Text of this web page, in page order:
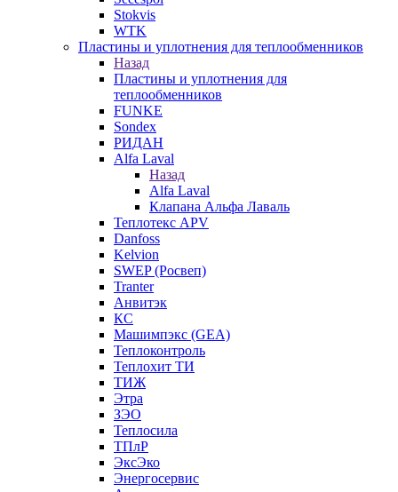
Stokvis
WTK
Пластины и уплотнения для теплообменников
Назад
Пластины и уплотнения для
теплообменников
FUNKE
Sondex
РИДАН
Alfa Laval
Назад
Alfa Laval
Клапана Альфа Лаваль
Теплотекс APV
Danfoss
Kelvion
SWEP (Росвеп)
Tranter
Анвитэк
КС
Машимпэкс (GEA)
Теплоконтроль
Теплохит ТИ
ТИЖ
Этра
ЗЭО
Теплосила
ТПлР
ЭксЭко
Энергосервис